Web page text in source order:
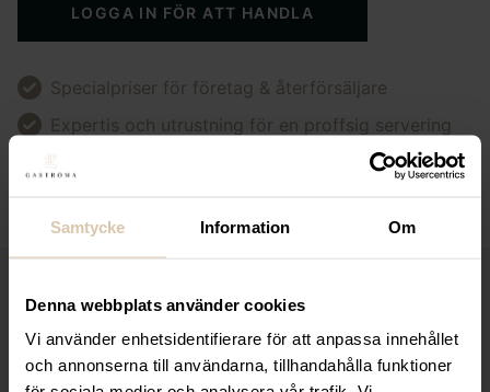
Samtycke Information Om
Denna webbplats använder cookies
Vi använder enhetsidentifierare för att anpassa innehållet
och annonserna till användarna, tillhandahålla funktioner
LOGGA IN FÖR ATT HANDLA
Specialpriser för företag & återförsäljare
Expertis och utrustning för en proffsig servering
Smarta inköp för dig som driver restaurang eller
butik
Relaterade produkter